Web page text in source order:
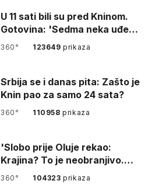
U 11 sati bili su pred Kninom.
Gotovina: 'Sedma neka uđe,
4. gardijska neka g…
360° 123649prikaza
Srbija se i danas pita: Zašto je
Knin pao za samo 24 sata?
360° 110958prikaza
'Slobo prije Oluje rekao:
Krajina? To je neobranjivo.
Tuđmana zvao Krivousti'
360° 104323prikaza